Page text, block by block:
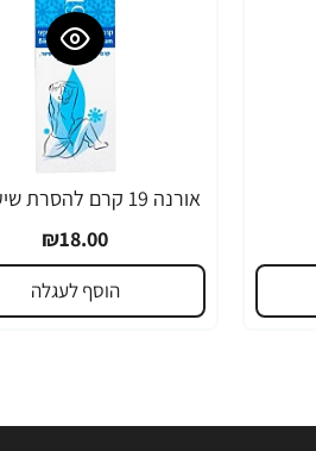
₪18.00
הוסף לעגלה